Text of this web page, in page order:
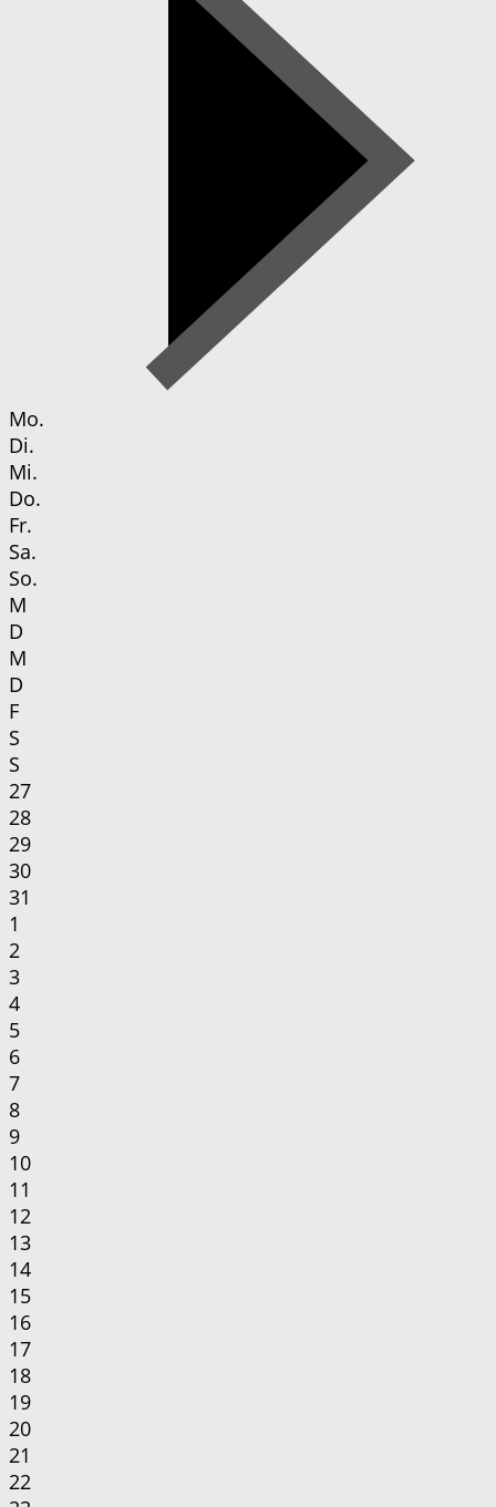
Mo.
Di.
Mi.
Do.
Fr.
Sa.
So.
M
D
M
D
F
S
S
27
28
29
30
31
1
2
3
4
5
6
7
8
9
10
11
12
13
14
15
16
17
18
19
20
21
22